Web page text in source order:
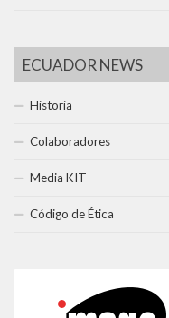
ECUADOR NEWS
Historia
Colaboradores
Media KIT
Código de Ética